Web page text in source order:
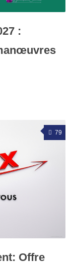
:
79
Offre